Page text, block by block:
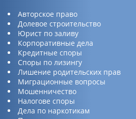
Авторское право
Долевое строительство
Юрист по заливу
Корпоративные дела
Кредитные споры
Споры по лизингу
Лишение родительских прав
Миграционные вопросы
Мошенничество
Налогове споры
Дела по наркотикам